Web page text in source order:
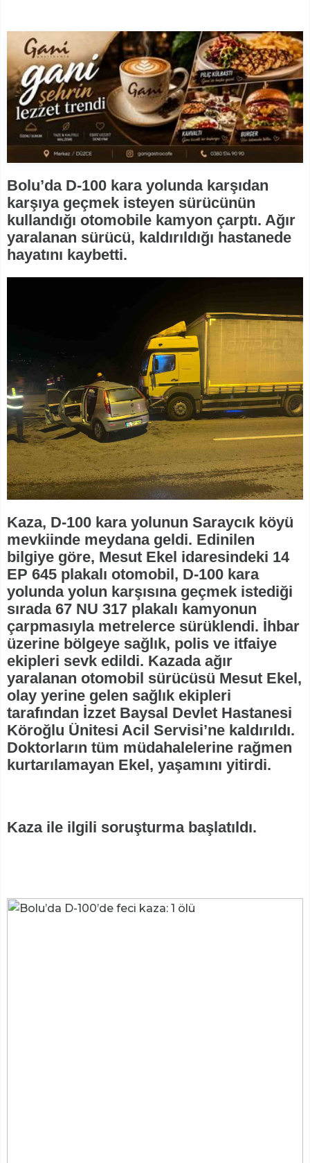
Bolu’da D-100 kara yolunda karşıdan
karşıya geçmek isteyen sürücünün
kullandığı otomobile kamyon çarptı. Ağır
yaralanan sürücü, kaldırıldığı hastanede
hayatını kaybetti.
Kaza, D-100 kara yolunun Saraycık köyü
mevkiinde meydana geldi. Edinilen
bilgiye göre, Mesut Ekel idaresindeki 14
EP 645 plakalı otomobil, D-100 kara
yolunda yolun karşısına geçmek istediği
sırada 67 NU 317 plakalı kamyonun
çarpmasıyla metrelerce sürüklendi. İhbar
üzerine bölgeye sağlık, polis ve itfaiye
ekipleri sevk edildi. Kazada ağır
yaralanan otomobil sürücüsü Mesut Ekel,
olay yerine gelen sağlık ekipleri
tarafından İzzet Baysal Devlet Hastanesi
Köroğlu Ünitesi Acil Servisi’ne kaldırıldı.
Doktorların tüm müdahalelerine rağmen
kurtarılamayan Ekel, yaşamını yitirdi.
Kaza ile ilgili soruşturma başlatıldı.